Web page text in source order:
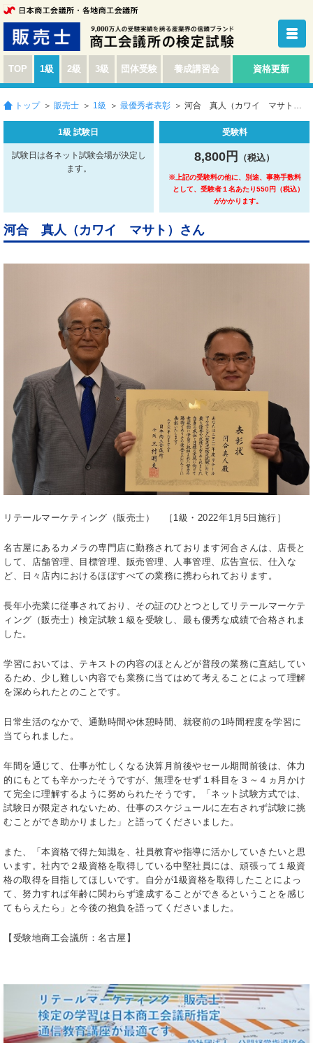
TOP 1級 2級 3級 団体受験 養成講習会 資格更新
トップ ＞ 販売士 ＞ 1級 ＞ 最優秀者表彰 ＞ 河合 真人（カワイ マサト）さん
1級 試験日
試験日は各ネット試験会場が決定し
ます。
受験料
8,800円 （税込）
※上記の受験料の他に、別途、事務手数料
として、受験者１名あたり550円（税込）
がかかります。
河合 真人（カワイ マサト）さん
リテールマーケティング（販売士） ［1級・2022年1月5日施行］
名古屋にあるカメラの専門店に勤務されております河合さんは、店長と
して、店舗管理、目標管理、販売管理、人事管理、広告宣伝、仕入な
ど、日々店内におけるほぼすべての業務に携わられております。
長年小売業に従事されており、その証のひとつとしてリテールマーケテ
ィング（販売士）検定試験１級を受験し、最も優秀な成績で合格されま
した。
学習においては、テキストの内容のほとんどが普段の業務に直結してい
るため、少し難しい内容でも業務に当てはめて考えることによって理解
を深められたとのことです。
日常生活のなかで、通勤時間や休憩時間、就寝前の1時間程度を学習に
当てられました。
年間を通じて、仕事が忙しくなる決算月前後やセール期間前後は、体力
的にもとても辛かったそうですが、無理をせず１科目を３～４ヵ月かけ
て完全に理解するように努められたそうです。「ネット試験方式では、
試験日が限定されないため、仕事のスケジュールに左右されず試験に挑
むことができ助かりました」と語ってくださいました。
また、「本資格で得た知識を、社員教育や指導に活かしていきたいと思
います。社内で２級資格を取得している中堅社員には、頑張って１級資
格の取得を目指してほしいです。自分が1級資格を取得したことによっ
て、努力すれば年齢に関わらず達成することができるということを感じ
てもらえたら」と今後の抱負を語ってくださいました。
【受験地商工会議所：名古屋】